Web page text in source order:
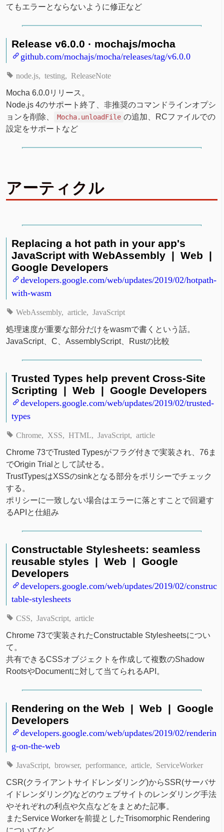
てもエラーとならないように修正など
Release v6.0.0 · mochajs/mocha
github.com/mochajs/mocha/releases/tag/v6.0.0
node.js testing ReleaseNote
Mocha 6.0.0リリース。
Node.js 4のサポート終了、非推奨のコマンドラインオプシ
ョンを削除、
Mocha.unloadFile の追加、RCファイルでの
設定をサポートなど
アーティクル
Replacing a hot path in your app's
JavaScript with WebAssembly | Web |
Google Developers
developers.google.com/web/updates/2019/02/hotpath-
with-wasm
WebAssembly article JavaScript
処理速度が重要な部分だけをwasmで書くという話。
JavaScript、C、AssemblyScript、Rustの比較
Trusted Types help prevent Cross-Site
Scripting | Web | Google Developers
developers.google.com/web/updates/2019/02/trusted-
types
Chrome XSS HTML JavaScript article
Chrome 73でTrusted Typesがフラグ付きで実装され、76ま
でOrigin Trialとして試せる。
TrustTypesはXSSのsinkとなる部分をポリシーでチェック
する。
ポリシーに一致しない場合はエラーに落とすことで回避す
るAPIと仕組み
Constructable Stylesheets: seamless
reusable styles | Web | Google
Developers
developers.google.com/web/updates/2019/02/construc
table-stylesheets
CSS JavaScript article
Chrome 73で実装されたConstructable Stylesheetsについ
て。
共有できるCSSオブジェクトを作成して複数のShadow
RootsやDocumentに対して当てられるAPI。
Rendering on the Web | Web | Google
Developers
developers.google.com/web/updates/2019/02/renderin
g-on-the-web
JavaScript browser performance article ServiceWorker
CSR(クライアントサイドレンダリング)からSSR(サーバサ
イドレンダリング)などのウェブサイトのレンダリング手法
やそれぞれの利点や欠点などをまとめた記事。
またService Workerを前提としたTrisomorphic Rendering